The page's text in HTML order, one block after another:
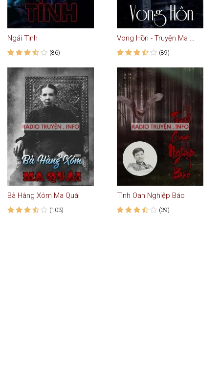
Ngải Tình
(86)
Vong Hồn - Truyện Ma Kinh Dị
(89)
Bà Hàng Xóm Ma Quái
(103)
Tình Oan Nghiệp Báo
(39)